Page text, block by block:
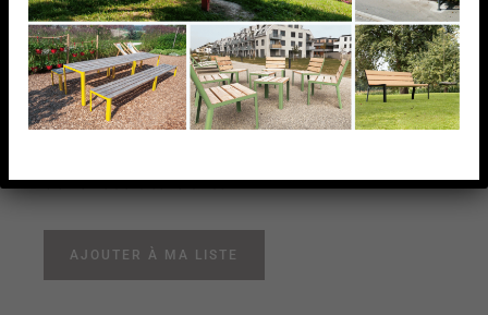
confort accru. Les lattes de bois sont légèrement
effilées, garantissant un espacement uniforme entre
elles. Ce détail contribue au caractère haut de
gamme de la série Grid, faisant d’elle l’une des
collections les plus qualitatives de Grijsen. Cet
éléments de la série Grid.
AJOUTER À MA LISTE